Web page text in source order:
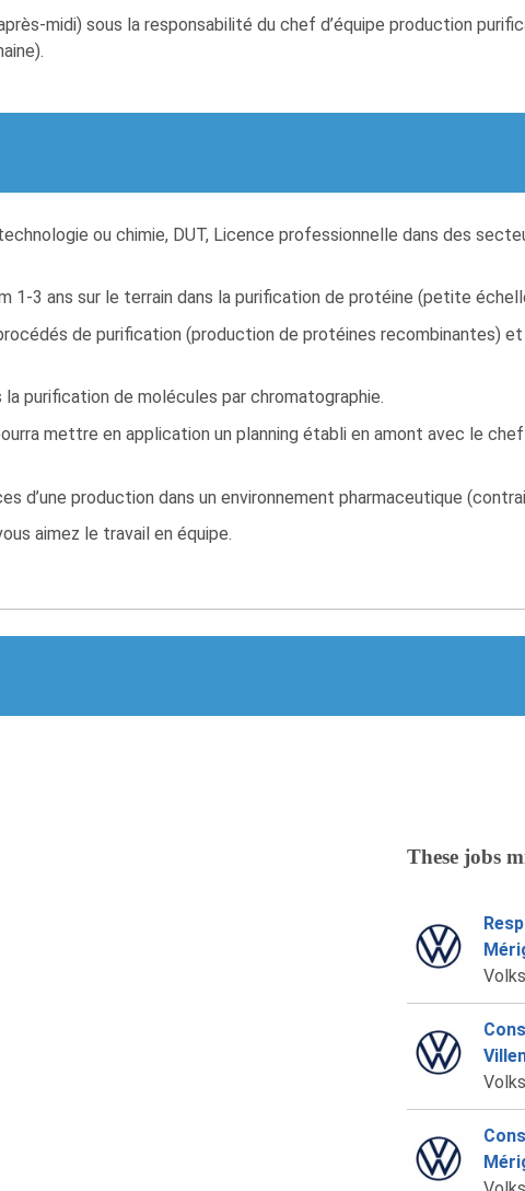
midi) sous la responsabilité du chef d’équipe production
ou chimie, DUT, Licence professionnelle dans des
1-3 ans sur le terrain dans la purification de protéine (petite
de purification (production de protéines recombinantes)
purification de molécules par chromatographie.
mettre en application un planning établi en amont avec le
d’une production dans un environnement pharmaceutique
aimez le travail en équipe.
These jobs